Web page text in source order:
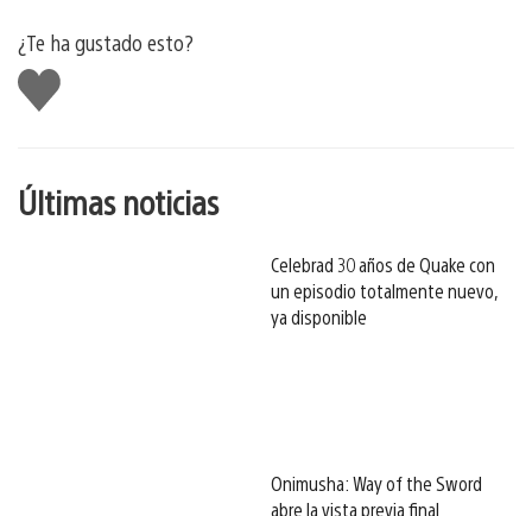
¿Te ha gustado esto?
Me
gusta
Últimas noticias
Celebrad 30 años de Quake con
un episodio totalmente nuevo,
ya disponible
Onimusha: Way of the Sword
abre la vista previa final